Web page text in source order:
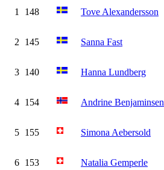
1 148 Tove Alexandersson
2 145 Sanna Fast
3 140 Hanna Lundberg
4 154 Andrine Benjaminsen
5 155 Simona Aebersold
6 153 Natalia Gemperle